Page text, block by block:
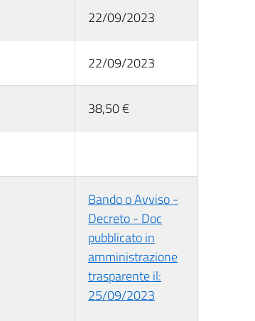
22/09/2023
22/09/2023
38,50 €
Bando o Avviso -
Decreto - Doc
pubblicato in
amministrazione
trasparente il:
25/09/2023